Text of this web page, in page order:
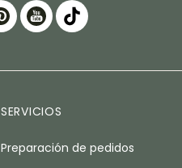
SERVICIOS
Preparación de pedidos